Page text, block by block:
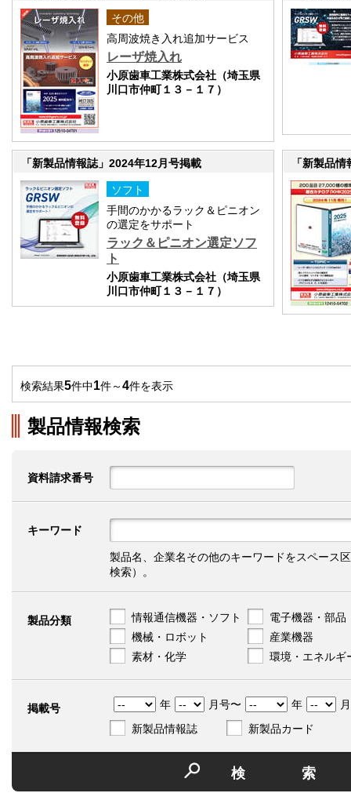
その他
高周波焼き入れ追加サービス
レーザ焼入れ
小原歯車工業株式会社（埼玉県
川口市仲町１３－１７）
「新製品情報誌」2024年12月号掲載
ソフト
手間のかかるラック＆ピニオン
の選定をサポート
ラック＆ピニオン選定ソフ
ト
小原歯車工業株式会社（埼玉県
川口市仲町１３－１７）
「新製品
検索結果5件中1件～4件を表示
製品情報検索
資料請求番号
キーワード
製品名、企業名その他のキーワードをスペース
検索）。
製品分類 情報通信機器・ソフト
電子機器・部品
機械・ロボット
産業機器
素材・化学
環境・エネルギ
掲載号 年 月号〜 年
新製品情報誌
新製品カード
検